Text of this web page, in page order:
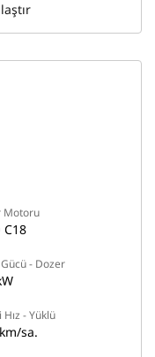
Motoru
- Dozer
- Yüklü
sa.